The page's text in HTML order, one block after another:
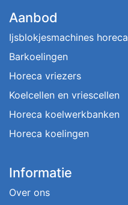
Aanbod
Ijsblokjesmachines horeca
Barkoelingen
Horeca vriezers
Koelcellen en vriescellen
Horeca koelwerkbanken
Horeca koelingen
Informatie
Over ons